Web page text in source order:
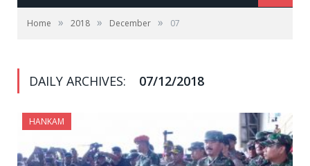
Home » 2018 » December » 07
DAILY ARCHIVES: 07/12/2018
HANKAM